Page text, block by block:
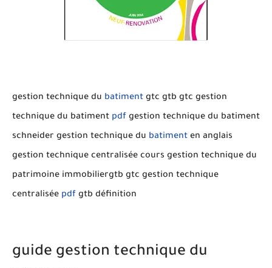
gestion technique du batiment gtc gtb gtc gestion
technique du batiment pdf gestion technique du batiment
schneider gestion technique du batiment en anglais
gestion technique centralisée cours gestion technique du
patrimoine immobiliergtb gtc gestion technique
centralisée pdf gtb définition
guide gestion technique du